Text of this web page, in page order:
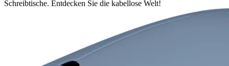
Schreibtische. Entdecken Sie die kabellose Welt!